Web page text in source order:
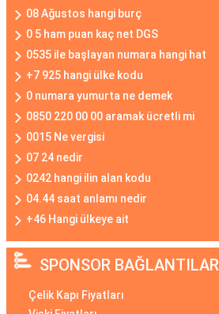
08 Ağustos hangi burç
0 5 ham puan kaç net DGS
0535 ile başlayan numara hangi hat
+7 925 hangi ülke kodu
0 numara yumurta ne demek
0850 220 00 00 aramak ücretli mi
0015 Ne vergisi
07 24 nedir
0242 hangi ilin alan kodu
04.44 saat anlamı nedir
+46 Hangi ülkeye ait
SPONSOR BAĞLANTILAR
Çelik Kapı Fiyatları